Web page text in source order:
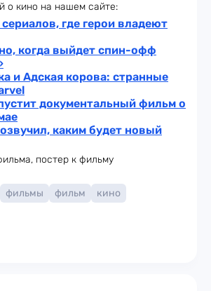
о кино на нашем сайте:
где герои владеют
когда выйдет спин-офф
и Адская корова: странные
документальный фильм о
каким будет новый
постер к фильму
фильмы фильм кино